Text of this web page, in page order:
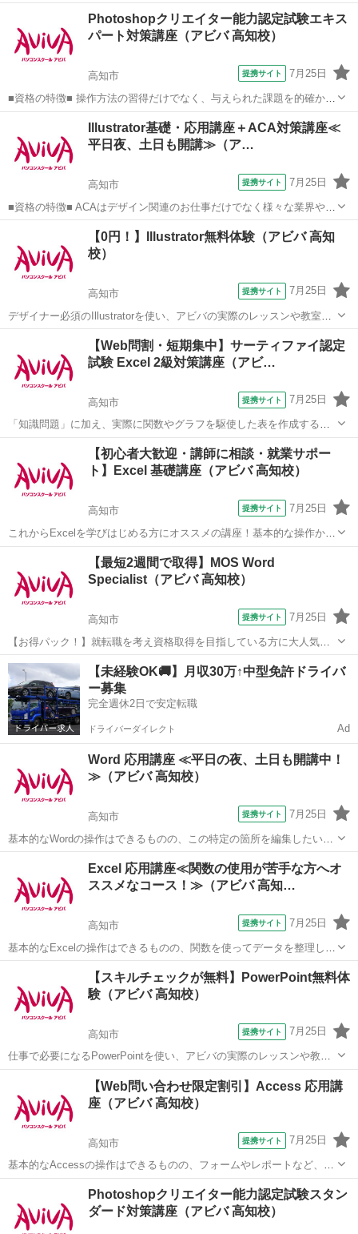
Photoshopクリエイター能力認定試験エキス
パート対策講座（アビバ 高知校）
高知市 提携サイト 7月25日
■資格の特徴■ 操作方法の習得だけでなく、与えられた課題を的確かつ
スムーズに行う力が試されることが特長です。実践的なスキルを身に
つけることができるため、多くの方が受験されています。 ■講座の特
徴■ Photoshopクリ...
Photoshop
Illustrator基礎・応用講座＋ACA対策講座≪
平日夜、土日も開講≫（ア…
高知市 提携サイト 7月25日
■資格の特徴■ ACAはデザイン関連のお仕事だけでなく様々な業界や企
業で活用できるスキル証明になるため、 取得すると活躍の幅が広がり
ップアップしながらスキル...
ホームページ作成
【0円！】Illustrator無料体験（アビバ 高知
校）
高知市 提携サイト 7月25日
デザイナー必須のIllustratorを使い、アビバの実際のレッスンや教室の
雰囲気を無料で体験♪ ペンツール（ベジェ曲線）でのイラスト作成か
ら、Illustratorだからできるタイトルデコレーション術など、あなたに
合ったメ...
Illustrator
【Web問割・短期集中】サーティファイ認定
試験 Excel 2級対策講座（アビ…
高知市 提携サイト 7月25日
「知識問題」に加え、実際に関数やグラフを駆使した表を作成する
「実技問題」を解くことで、実践的な能力を証明できる資格制度の、2
エクセル
【初心者大歓迎・講師に相談・就業サポー
ト】Excel 基礎講座（アビバ 高知校）
高知市 提携サイト 7月25日
これからExcelを学びはじめる方にオススメの講座！基本的な操作から
関数やグラフ作成など、表計算ソフトであるExcelの醍醐味を学ぶ事が
定・効率の良いデー...
エクセル
【最短2週間で取得】MOS Word
Specialist（アビバ 高知校）
高知市 提携サイト 7月25日
【お得パック！】就転職を考え資格取得を目指している方に大人気の
MOS Wordを短期集中で目指す検定対策の講座です。新規お問い合わ
せ頂いた方限定でリーズナブルな受講料で学べる人気講座です！
高知 高知市 ワード
【未経験OK🚚】月収30万↑中型免許ドライバ
ー募集
完全週休2日で安定転職
ドライバーダイレクト Ad
Word 応用講座 ≪平日の夜、土日も開講中！
≫（アビバ 高知校）
高知市 提携サイト 7月25日
基本的なWordの操作はできるものの、この特定の箇所を編集したい
等、より見栄え良く、効率良く文書作成する方法を学ぶ講座です。長
く使うソフトだからこそ、効率良い編集方法はとても重要です。 ■学
習内容■ ページ/書式設定(応...
ワード
Excel 応用講座≪関数の使用が苦手な方へオ
ススメなコース！≫（アビバ 高知…
高知市 提携サイト 7月25日
基本的なExcelの操作はできるものの、関数を使ってデータを整理した
り、見栄えや使いやすさなどの編集方法を学びたい方にオススメの講
数、文字列操作関数、日付/...
エクセル
【スキルチェックが無料】PowerPoint無料体
験（アビバ 高知校）
高知市 提携サイト 7月25日
仕事で必要になるPowerPointを使い、アビバの実際のレッスンや教室
の雰囲気を無料で体験♪ 説得力のある、わかりやすく見せるための
「表」や「グラフ」、複数のデータをまとめて見せる「複合グラフ」
など、あなたに合ったメニュー...
パワーポイント
【Web問い合わせ限定割引】Access 応用講
座（アビバ 高知校）
高知市 提携サイト 7月25日
基本的なAccessの操作はできるものの、フォームやレポートなど、よ
り高度なデータベース作成を学びたい方にオススメの講座です。 ■学
レポート・マクロ・リレー...
Photoshopクリエイター能力認定試験スタン
ダード対策講座（アビバ 高知校）